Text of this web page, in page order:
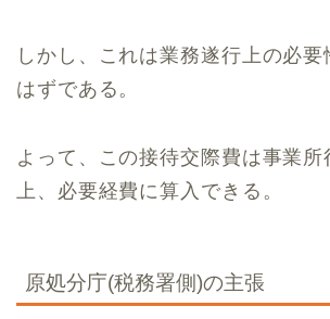
しかし、これは業務遂行上の必要
はずである。
よって、この接待交際費は事業
上、必要経費に算入できる。
原処分庁(税務署側)の主張